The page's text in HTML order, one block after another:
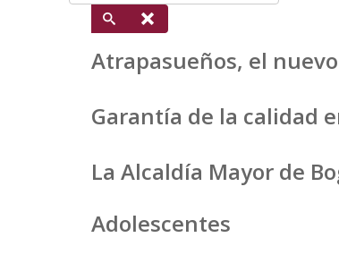
Atrapasueños, el
Garantía de la calidad
La Alcaldía Mayor de
Adolescentes